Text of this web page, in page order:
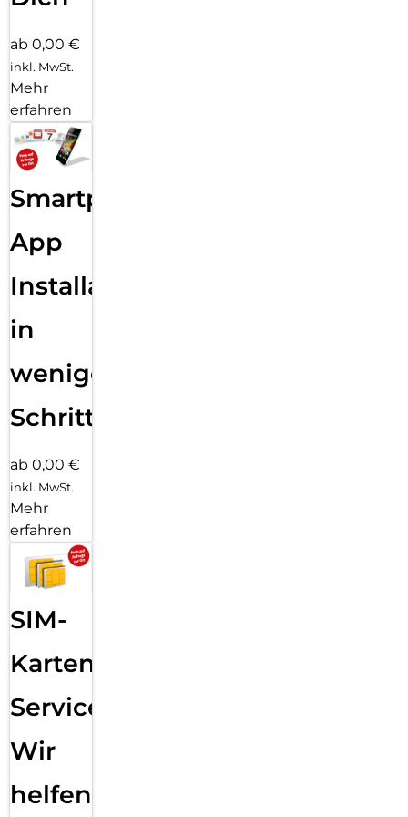
ab 0,00 €
inkl. MwSt.
Mehr
erfahren
Smartphone
App
Installation
in
wenigen
Schritten
ab 0,00 €
inkl. MwSt.
Mehr
erfahren
SIM-
Karten
Service:
Wir
helfen